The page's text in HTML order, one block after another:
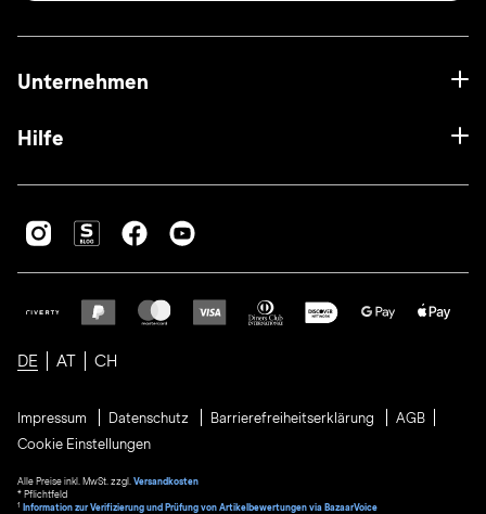
Unternehmen
Hilfe
DE AT CH
Impressum Datenschutz Barrierefreiheitserklärung
AGB
Cookie Einstellungen
Alle Preise inkl. MwSt. zzgl. Versandkosten
* Pflichtfeld
1 Information zur Verifizierung und Prüfung von Artikelbewertungen via BazaarVoice